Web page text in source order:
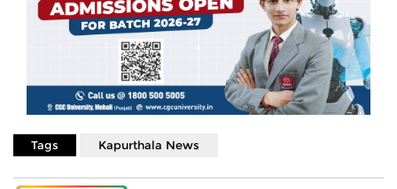
Tags Kapurthala News